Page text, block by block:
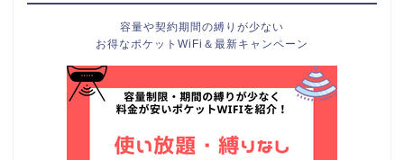
容量や契約期間の縛りが少ない
お得なポケットWiFi＆最新キャンペーン